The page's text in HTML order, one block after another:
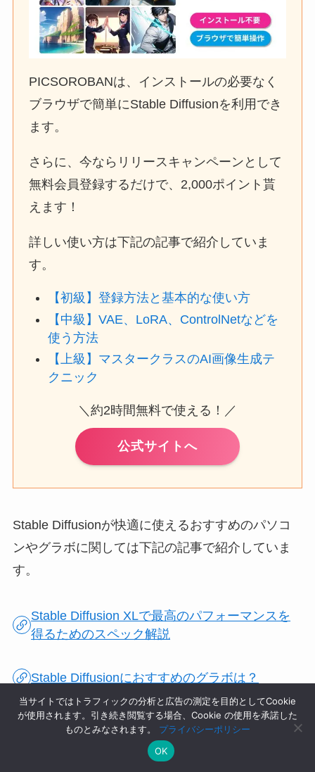
PICSOROBANは、インストールの必要なく
ブラウザで簡単にStable Diffusionを利用でき
ます。
さらに、今ならリリースキャンペーンとして
無料会員登録するだけで、2,000ポイント貰
えます！
詳しい使い方は下記の記事で紹介していま
す。
【初級】登録方法と基本的な使い方
【中級】VAE、LoRA、ControlNetなどを
使う方法
【上級】マスタークラスのAI画像生成テ
クニック
＼約2時間無料で使える！／
公式サイトへ
Stable Diffusionが快適に使えるおすすめのパソコ
ンやグラボに関しては下記の記事で紹介していま
す。
Stable Diffusion XLで最高のパフォーマンスを
得るためのスペック解説
Stable Diffusionにおすすめのグラボは？
Stable Diffusion
当サイトではトラフィックの分析と広告の測定を目的としてCookie
が使用されます。引き続き閲覧する場合、Cookie の使用を承諾した
ものとみなされます。 プライバシーポリシー
OK